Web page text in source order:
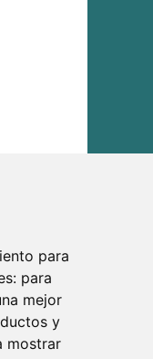
para
para
mejor
y
mostrar